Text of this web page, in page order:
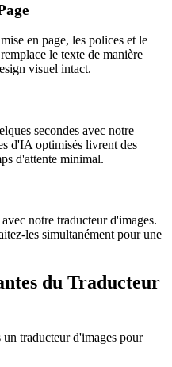
en page, les polices et le
le texte de manière
visuel intact.
secondes avec notre
d'IA optimisés livrent des
d'attente minimal.
notre traducteur d'images.
les simultanément pour une
du Traducteur
traducteur d'images pour